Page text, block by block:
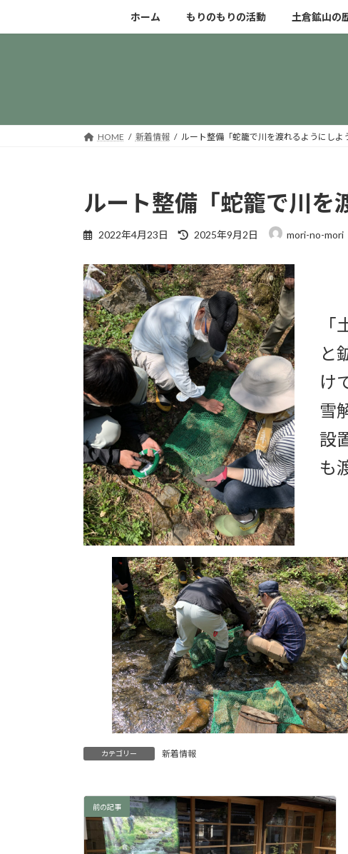
キ
に
ホーム もりのもりの活動 土倉鉱山の
HOME 新着情報 ルート整備「蛇籠で川を渡れるようにしよ
ルート整備「蛇籠で川を
2022年4月23日
最
新
日
時
:
2025年9月2日 mori-no-mori
と
け
雪
設
も
カテゴリー 新着情報
前の記事